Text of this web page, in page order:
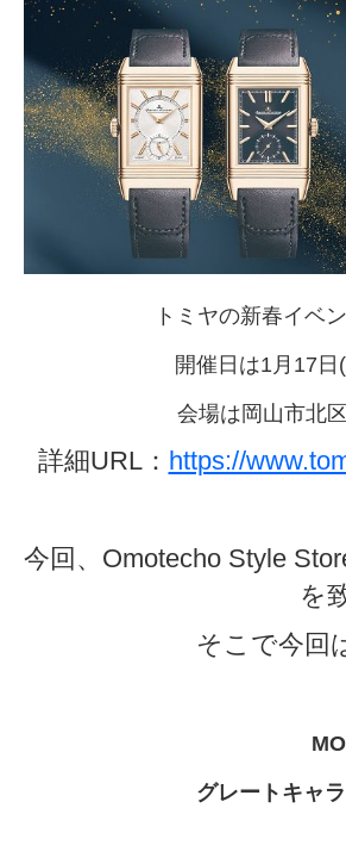
トミヤの新春イベ
開催日は1月17
会場は岡山市北
詳細URL： https://
今回、Omotecho Style
を
そこで今回
グレートキャ